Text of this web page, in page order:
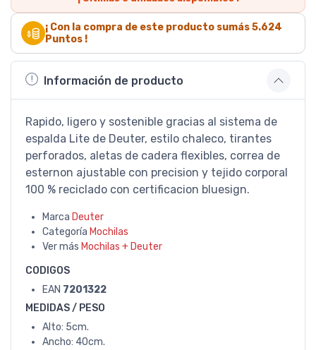
¡ Con la compra de este producto sumás5.624
Puntos !
Información de producto
Rapido, ligero y sostenible gracias al sistema de
espalda Lite de Deuter, estilo chaleco, tirantes
perforados, aletas de cadera flexibles, correa de
esternon ajustable con precision y tejido corporal
100 % reciclado con certificacion bluesign.
Marca Deuter
Categoría Mochilas
Ver más Mochilas + Deuter
CODIGOS
EAN 7201322
MEDIDAS / PESO
Alto: 5cm.
Ancho: 40cm.